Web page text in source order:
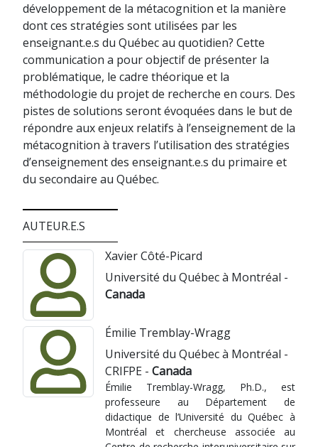
développement de la métacognition et la manière
dont ces stratégies sont utilisées par les
enseignant.e.s du Québec au quotidien? Cette
communication a pour objectif de présenter la
problématique, le cadre théorique et la
méthodologie du projet de recherche en cours. Des
pistes de solutions seront évoquées dans le but de
répondre aux enjeux relatifs à l’enseignement de la
métacognition à travers l’utilisation des stratégies
d’enseignement des enseignant.e.s du primaire et
du secondaire au Québec.
AUTEUR.E.S
Xavier Côté-Picard
Université du Québec à Montréal -
Canada
Émilie Tremblay-Wragg
Université du Québec à Montréal -
CRIFPE - Canada
Émilie Tremblay-Wragg, Ph.D., est
professeure au Département de
didactique de l’Université du Québec à
Montréal et chercheuse associée au